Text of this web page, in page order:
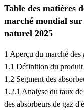
Table des matières
marché mondial sur
naturel 2025
1 Aperçu du marché des
1.1 Définition du produit
1.2 Segment des
1.2.1 Analyse du taux
des absorbeurs de gaz